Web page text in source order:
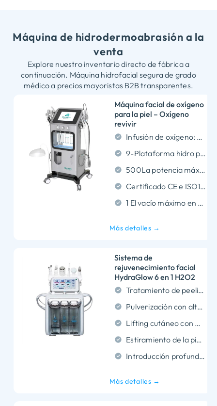
Máquina de hidrodermoabrasión a la
venta
Explore nuestro inventario directo de fábrica a
continuación. Máquina hidrofacial segura de grado
médico a precios mayoristas B2B transparentes.
Máquina facial de oxígeno
para la piel – Oxígeno
revivir
Infusión de oxígeno: Genera ≥95% de oxígeno puro para infusión de tejido profundo.
9-Plataforma hidro profesional en 1 para estética facial y corporal no quirúrgica.
500La potencia máxima de salida VA mantiene operaciones clínicas estables.
Certificado CE e ISO13485 con tecnología estética patentada..
1 El vacío máximo en barra garantiza una extracción profunda del fluido de los poros.
Más detalles →
Sistema de
rejuvenecimiento facial
HydraGlow 6 en 1 H2O2
Tratamiento de peeling acuático
Pulverización con alto contenido de oxígeno
Lifting cutáneo con microcorriente bipolar
Estiramiento de la piel con martillo frío
Introducción profunda ultrasónica
Más detalles →